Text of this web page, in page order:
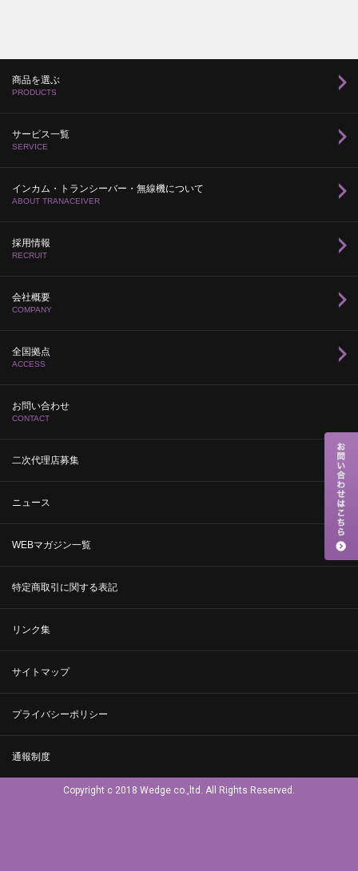
商品を選ぶ
PRODUCTS
サービス一覧
SERVICE
インカム・トランシーバー・無線機について
ABOUT TRANACEIVER
採用情報
RECRUIT
会社概要
COMPANY
全国拠点
ACCESS
お問い合わせ
CONTACT
二次代理店募集
ニュース
WEBマガジン一覧
特定商取引に関する表記
リンク集
サイトマップ
プライバシーポリシー
通報制度
Copyright c 2018 Wedge co.,ltd. All Rights Reserved.